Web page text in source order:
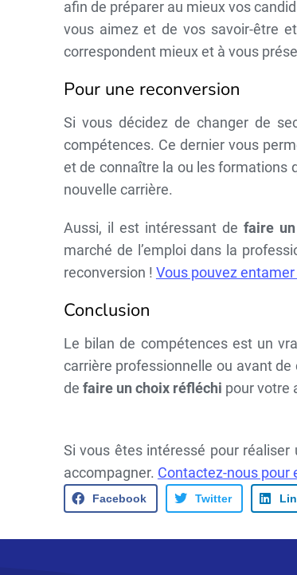
afin de préparer au mieux vos
vous aimez et de vos savoir-être
correspondent mieux et à vous
Pour une reconversion
Si vous décidez de changer de
compétences. Ce dernier vous
et de connaître la ou les formations
nouvelle carrière.
Aussi, il est intéressant defaire
marché de l’emploi dans la
reconversion ! Vous pouvez
Conclusion
Le bilan de compétences est un
carrière professionnelle ou avant
de faire un choix réfléchi pour votre
Si vous êtes intéressé pour
accompagner. Contactez-nous pour
Facebook Twitter